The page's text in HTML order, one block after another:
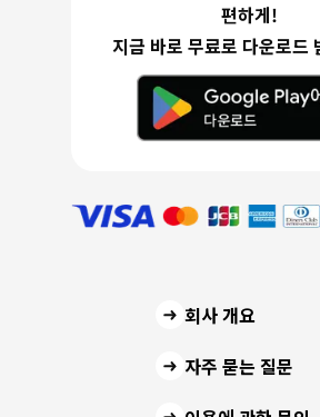
편하게!
지금 바로 무료로 다운로드
회사 개요
자주 묻는 질문